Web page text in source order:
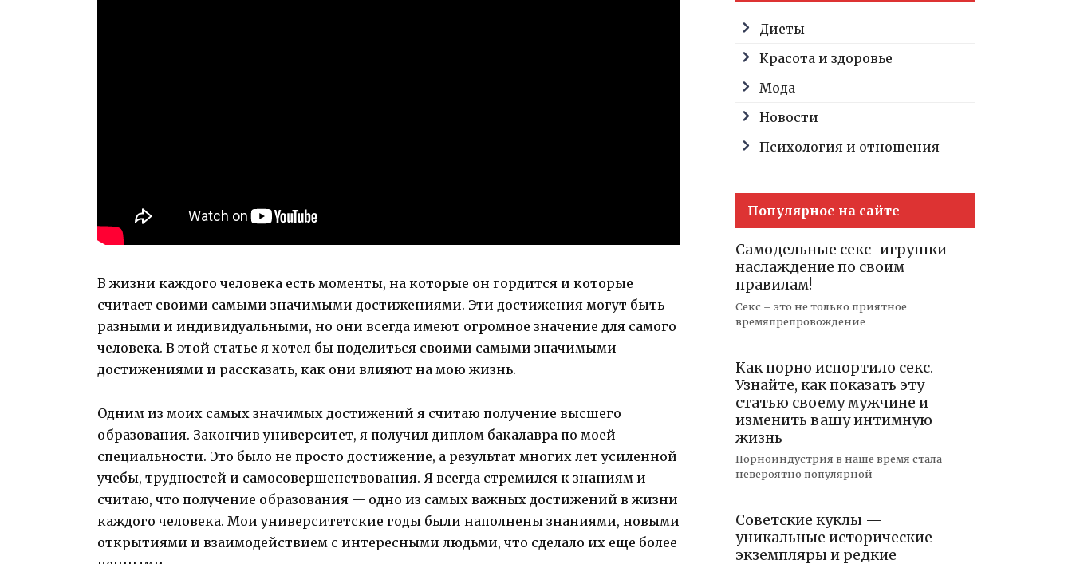
В жизни каждого человека есть моменты, на которые он гордится и которые
считает своими самыми значимыми достижениями. Эти достижения могут быть
разными и индивидуальными, но они всегда имеют огромное значение для самого
человека. В этой статье я хотел бы поделиться своими самыми значимыми
достижениями и рассказать, как они влияют на мою жизнь.
Одним из моих самых значимых достижений я считаю получение высшего
образования. Закончив университет, я получил диплом бакалавра по моей
специальности. Это было не просто достижение, а результат многих лет усиленной
учебы, трудностей и самосовершенствования. Я всегда стремился к знаниям и
считаю, что получение образования — одно из самых важных достижений в жизни
каждого человека. Мои университетские годы были наполнены знаниями, новыми
открытиями и взаимодействием с интересными людьми, что сделало их еще более
Диеты
Красота и здоровье
Мода
Новости
Психология и отношения
Популярное на сайте
Самодельные секс-игрушки —
наслаждение по своим
правилам!
Секс – это не только приятное
времяпрепровождение
Как порно испортило секс.
Узнайте, как показать эту
статью своему мужчине и
изменить вашу интимную
жизнь
Порноиндустрия в наше время стала
невероятно популярной
Советские куклы —
уникальные исторические
экземпляры и редкие